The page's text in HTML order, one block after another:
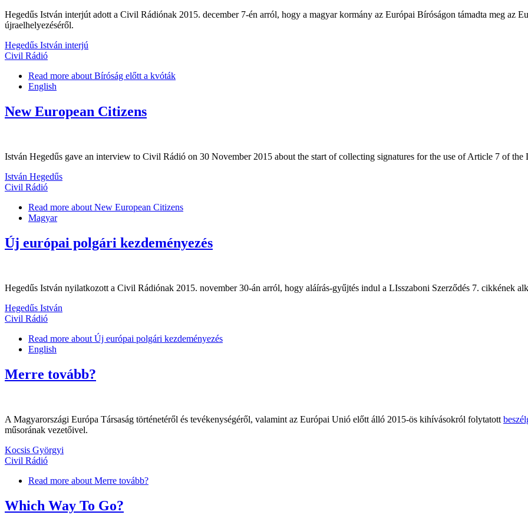
Hegedűs István interjút adott a Civil Rádiónak 2015. december 7-én arról, hogy a magyar kormány az Európai Bíróságon támadta meg az
újraelhelyezéséről.
Hegedűs István interjú
Civil Rádió
Read more about Bíróság előtt a kvóták
English
New European Citizens
István Hegedűs gave an interview to Civil Rádió on 30 November 2015 about the start of collecting signatures for the use of Article 7 of the
István Hegedűs
Civil Rádió
Read more about New European Citizens
Magyar
Új európai polgári kezdeményezés
Hegedűs István nyilatkozott a Civil Rádiónak 2015. november 30-án arról, hogy aláírás-gyűjtés indul a LIsszaboni Szerződés 7. cikkének
Hegedűs István
Civil Rádió
Read more about Új európai polgári kezdeményezés
English
Merre tovább?
A Magyarországi Európa Társaság történetéről és tevékenységéről, valamint az Európai Unió előtt álló 2015-ös kihívásokról folytatott
műsorának vezetőivel.
Kocsis Györgyi
Civil Rádió
Read more about Merre tovább?
Which Way To Go?